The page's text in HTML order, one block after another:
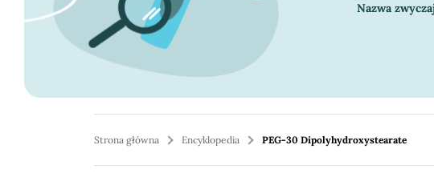
Nazwa
Strona główna Encyklopedia PEG-30 Dipolyhydroxystearate